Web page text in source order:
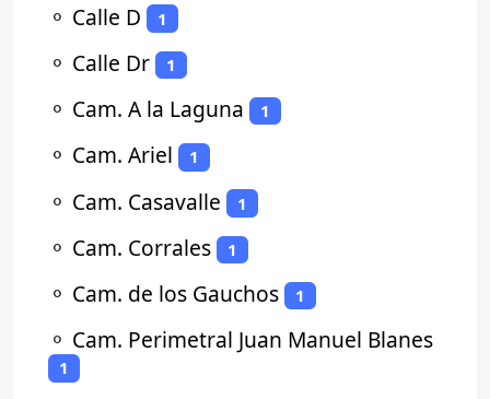
⚬ Calle D 1
⚬ Calle Dr 1
⚬ Cam. A la Laguna 1
⚬ Cam. Ariel 1
⚬ Cam. Casavalle 1
⚬ Cam. Corrales 1
⚬ Cam. de los Gauchos 1
⚬ Cam. Perimetral Juan Manuel Blanes
1